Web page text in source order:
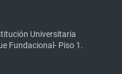
Universitaria
Fundacional- Piso 1.